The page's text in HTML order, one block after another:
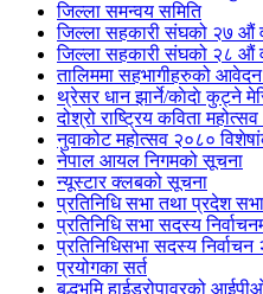
जिल्ला समन्वय समिति
जिल्ला सहकारी संघको २७ औं
जिल्ला सहकारी संघको २८ औं
तालिममा सहभागीहरुको
थ्रेसर धान झार्ने/काेदाे कुट्ने
दोश्रो राष्ट्रिय कविता
नुवाकोट महोत्सव २०८०
नेपाल आयल निगमको सूचना
न्यूस्टार क्लबको सूचना
प्रतिनिधि सभा तथा प्रदेश
प्रतिनिधि सभा सदस्य
प्रतिनिधिसभा सदस्य
प्रयोगका सर्त
बुद्धभुमि हाईड्रोपावरको